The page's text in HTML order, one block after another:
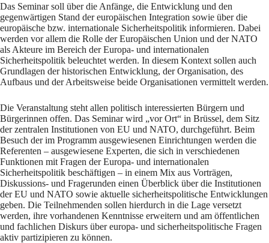
Das Seminar soll über die Anfänge, die Entwicklung und den
gegenwärtigen Stand der europäischen Integration sowie über die
europäische bzw. internationale Sicherheitspolitik informieren. Dabei
werden vor allem die Rolle der Europäischen Union und der NATO
als Akteure im Bereich der Europa- und internationalen
Sicherheitspolitik beleuchtet werden. In diesem Kontext sollen auch
Grundlagen der historischen Entwicklung, der Organisation, des
Aufbaus und der Arbeitsweise beide Organisationen vermittelt werden.
Die Veranstaltung steht allen politisch interessierten Bürgern und
Bürgerinnen offen. Das Seminar wird „vor Ort“ in Brüssel, dem Sitz
der zentralen Institutionen von EU und NATO, durchgeführt. Beim
Besuch der im Programm ausgewiesenen Einrichtungen werden die
Referenten – ausgewiesene Experten, die sich in verschiedenen
Funktionen mit Fragen der Europa- und internationalen
Sicherheitspolitik beschäftigen – in einem Mix aus Vorträgen,
Diskussions- und Fragerunden einen Überblick über die Institutionen
der EU und NATO sowie aktuelle sicherheitspolitische Entwicklungen
geben. Die Teilnehmenden sollen hierdurch in die Lage versetzt
werden, ihre vorhandenen Kenntnisse erweitern und am öffentlichen
und fachlichen Diskurs über europa- und sicherheitspolitische Fragen
aktiv partizipieren zu können.